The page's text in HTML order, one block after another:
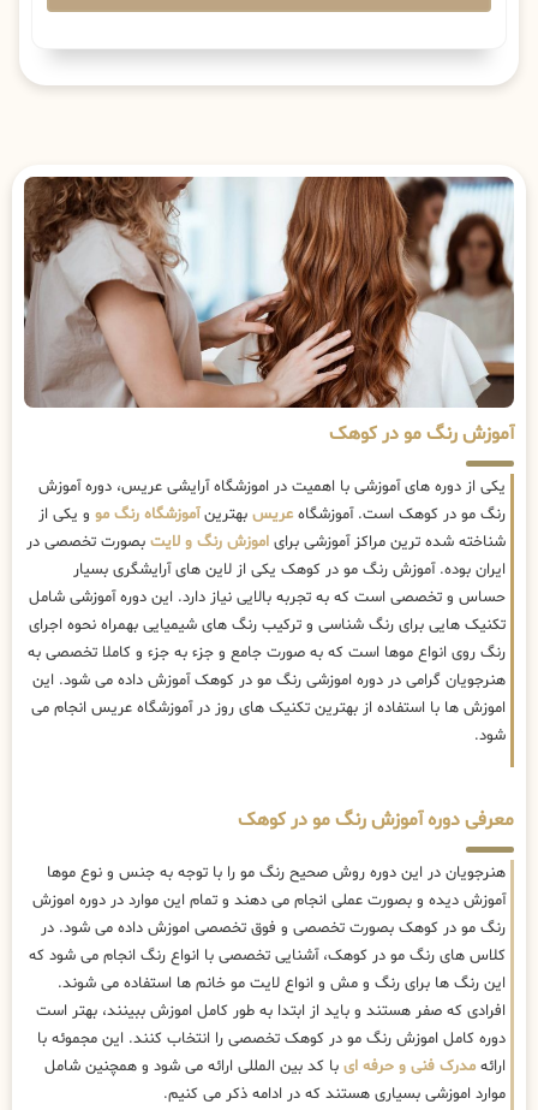
آموزش رنگ مو در کوهک
یکی از دوره های آموزشی با اهمیت در اموزشگاه آرایشی عریس، دوره آموزش
رنگ مو در کوهک است. آموزشگاه عریس بهترینآموزشگاه رنگ مو و یکی از
شناخته شده ترین مراکز آموزشی برای اموزش رنگ و لایت بصورت تخصصی در
ایران بوده. آموزش رنگ مو در کوهک یکی از لاین های آرایشگری بسیار
حساس و تخصصی است که به تجربه بالایی نیاز دارد. این دوره آموزشی شامل
تکنیک هایی برای رنگ شناسی و ترکیب رنگ های شیمیایی بهمراه نحوه اجرای
رنگ روی انواع موها است که به صورت جامع و جزء به جزء و کاملا تخصصی به
هنرجویان گرامی در دوره اموزشی رنگ مو در کوهک آموزش داده می شود. این
اموزش ها با استفاده از بهترین تکنیک های روز در آموزشگاه عریس انجام می
شود.
معرفی دوره آموزش رنگ مو در کوهک
هنرجویان در این دوره روش صحیح رنگ مو را با توجه به جنس و نوع موها
آموزش دیده و بصورت عملی انجام می دهند و تمام این موارد در دوره اموزش
رنگ مو در کوهک بصورت تخصصی و فوق تخصصی اموزش داده می شود. در
کلاس های رنگ مو در کوهک، آشنایی تخصصی با انواع رنگ انجام می شود که
این رنگ ها برای رنگ و مش و انواع لایت مو خانم ها استفاده می شوند.
افرادی که صفر هستند و باید از ابتدا به طور کامل اموزش ببینند، بهتر است
دوره کامل اموزش رنگ مو در کوهک تخصصی را انتخاب کنند. این مجموئه با
ارائه مدرک فنی و حرفه ای با کد بین المللی ارائه می شود و همچنین شامل
موارد اموزشی بسیاری هستند که در ادامه ذکر می کنیم.